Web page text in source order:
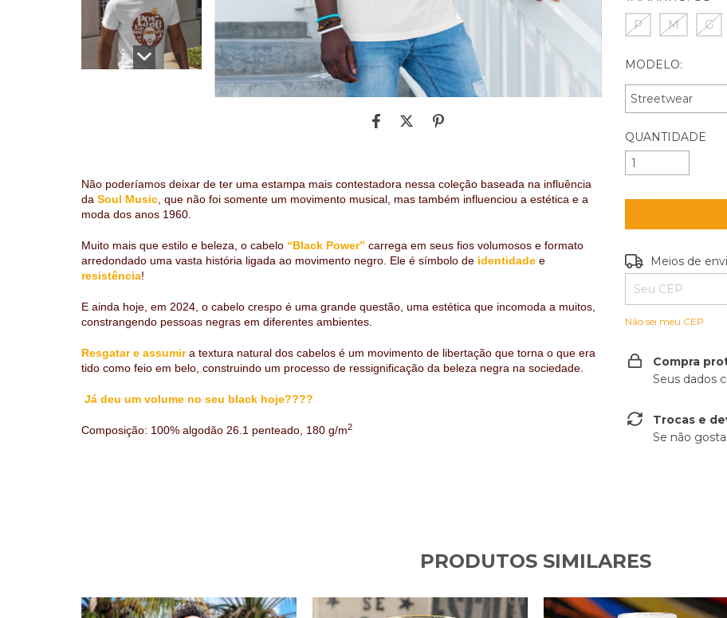
Não poderíamos deixar de ter uma estampa mais contestadora nessa coleção baseada na influência
da Soul Music , que não foi somente um movimento musical, mas também influenciou a estética e a
moda dos anos 1960.
Muito mais que estilo e beleza, o cabelo “Black Power” carrega em seus fios volumosos e formato
arredondado uma vasta história ligada ao movimento negro. Ele é símbolo de identidade e
resistência!
E ainda hoje, em 2024, o cabelo crespo é uma grande questão, uma estética que incomoda a muitos,
constrangendo pessoas negras em diferentes ambientes.
Resgatar e assumir a textura natural dos cabelos é um movimento de libertação que torna o que era
tido como feio em belo, construindo um processo de ressignificação da beleza negra na sociedade.
Já deu um volume no seu black hoje????
Composição: 100% algodão 26.1 penteado, 180 g/m2
P
M G
MODELO:
QUANTIDADE
Entregas para o
Meios de
Não sei meu CEP
Compra
Seus dados
Trocas e
Se não
PRODUTOS SIMILARES